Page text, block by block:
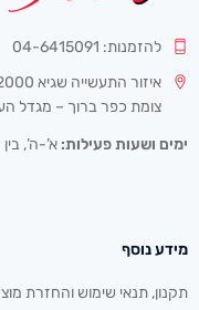
להזמנות: 04-6415091
איזור התעשייה שגיא 2000
צומת כפר ברוך – מגדל
ימים ושעות פעילות: א’-ה’, בין
מידע נוסף
תקנון, תנאי שימוש והחזרת